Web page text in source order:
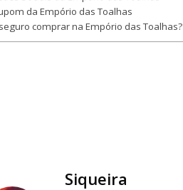
da Empório das Toalhas
comprar na Empório das Toalhas?
Siqueira